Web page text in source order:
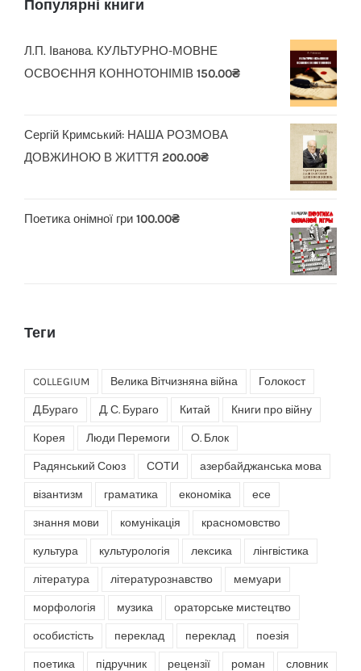
Популярні книги
Л.П. Іванова. КУЛЬТУРНО-МОВНЕ
ОСВОЄННЯ КОННОТОНІМІВ 150.00₴
Сергій Кримський: НАША РОЗМОВА
ДОВЖИНОЮ В ЖИТТЯ 200.00₴
Поетика онімної гри 100.00₴
Теги
COLLEGIUM Велика Вітчизняна війна Голокост
Д.Бураго Д. С. Бураго Китай Книги про війну
Корея Люди Перемоги О. Блок
Радянський Союз СОТИ азербайджанська мова
візантизм граматика економіка есе
знання мови комунікація красномовство
культура культурологія лексика лінгвістика
література літературознавство мемуари
морфологія музика ораторське мистецтво
особистість переклад переклад поезія
поетика підручник рецензії роман словник